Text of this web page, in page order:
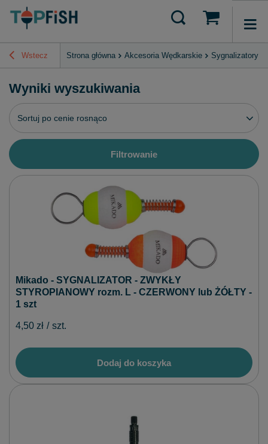
Wstecz Strona główna Akcesoria Wędkarskie Sygnalizatory
Wyniki wyszukiwania
Zmień sortowanie
Sortuj po cenie rosnąco
Filtrowanie
Mikado - SYGNALIZATOR - ZWYKŁY
STYROPIANOWY rozm. L - CZERWONY lub ŻÓŁTY -
1 szt
4,50 zł / szt.
Dodaj do koszyka